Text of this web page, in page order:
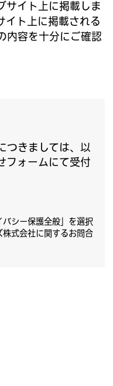
サイト上に掲載しま
イト上に掲載される
内容を十分にご確認
つきましては、以
フォームにて受付
バシー保護全般」を選択
株式会社に関するお問合